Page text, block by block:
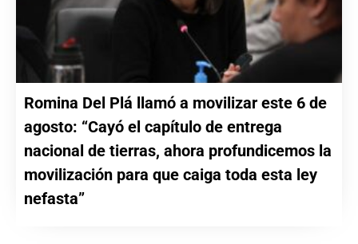
Romina Del Plá llamó a movilizar este 6 de
agosto: “Cayó el capítulo de entrega
nacional de tierras, ahora profundicemos la
movilización para que caiga toda esta ley
nefasta”